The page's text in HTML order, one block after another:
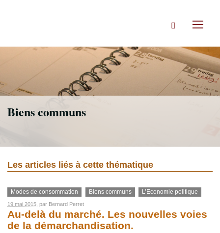
Rechercher
Biens communs
Les articles liés à cette thématique
Modes de consommation Biens communs L’Economie politique
19 mai 2015 , par Bernard Perret
Au-delà du marché. Les nouvelles voies
de la démarchandisation.